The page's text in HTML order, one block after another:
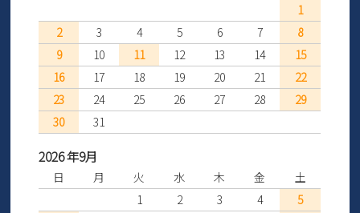
1
2
3 4 5 6 7
8
9
10 11 12 13 14
15
16
17 18 19 20 21
22
23
24 25 26 27 28
29
30
31
2026 年9月
日 月 火 水 木 金
土
1
2 3 4
5